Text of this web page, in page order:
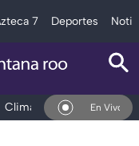
7 Deportes
Clima Tráfico En Vivo